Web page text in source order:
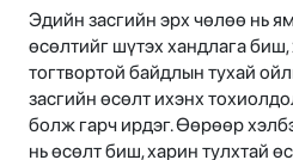
Эдийн засгийн эрх чөлөө нь
өсөлтийг шүтэх хандлага биш,
тогтвортой байдлын тухай
засгийн өсөлт ихэнх
болж гарч ирдэг. Өөрөөр
нь өсөлт биш, харин тулхтай